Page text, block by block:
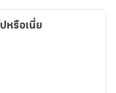
หรือเนี่ย